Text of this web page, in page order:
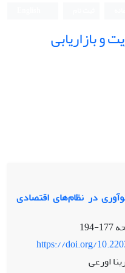
و بازاریابی
در نظام‌های اقتصادی
177-194
https://doi.org/
اورعی